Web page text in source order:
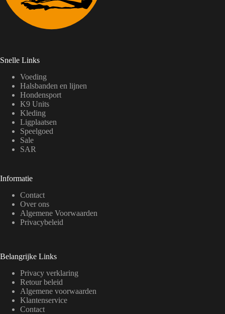
Snelle Links
Voeding
Halsbanden en lijnen
Hondensport
K9 Units
Kleding
Ligplaatsen
Speelgoed
Sale
SAR
Informatie
Contact
Over ons
Algemene Voorwaarden
Privacybeleid
Belangrijke Links
Privacy verklaring
Retour beleid
Algemene voorwaarden
Klantenservice
Contact